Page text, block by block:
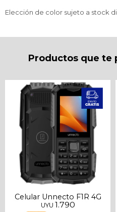
Elección de color sujeto a stock
Productos que te
Celular Unnecto F1R 4G
UYU 1.790